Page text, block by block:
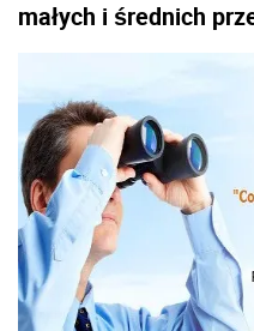
małych i średnich